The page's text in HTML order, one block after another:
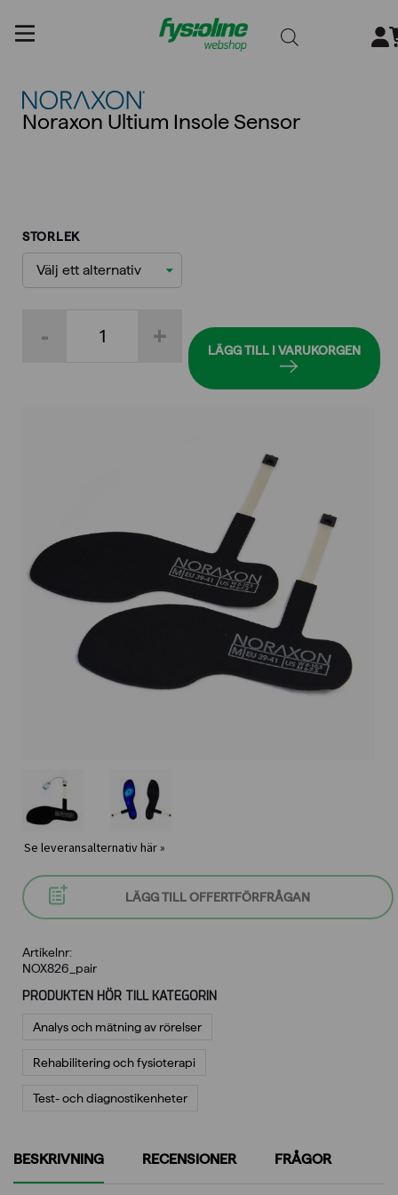
innehållet
Noraxon Ultium Insole Sensor
STORLEK
+
- LÄGG TILL I VARUKORGEN
Se leveransalternativ här »
LÄGG TILL OFFERTFÖRFRÅGAN
Artikelnr:
NOX826_pair
PRODUKTEN HÖR TILL KATEGORIN
Analys och mätning av rörelser
Rehabilitering och fysioterapi
Test- och diagnostikenheter
BESKRIVNING RECENSIONER FRÅGOR